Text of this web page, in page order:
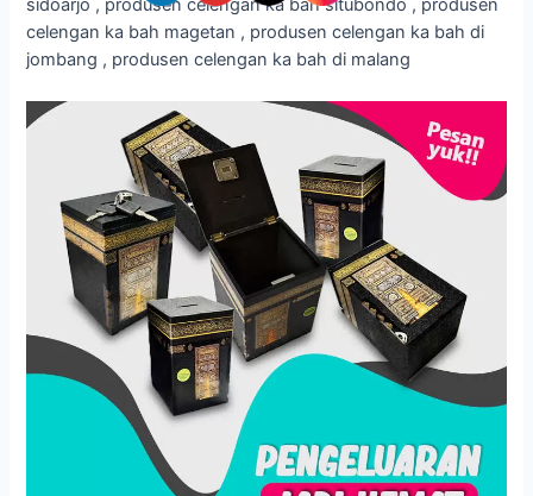
sidoarjo , produsen celengan ka bah situbondo , produsen
celengan ka bah magetan , produsen celengan ka bah di
jombang , produsen celengan ka bah di malang